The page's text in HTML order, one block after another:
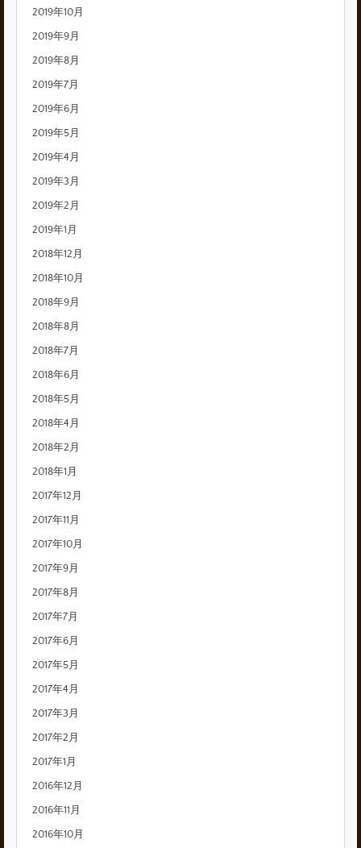
2019年10月
2019年9月
2019年8月
2019年7月
2019年6月
2019年5月
2019年4月
2019年3月
2019年2月
2019年1月
2018年12月
2018年10月
2018年9月
2018年8月
2018年7月
2018年6月
2018年5月
2018年4月
2018年2月
2018年1月
2017年12月
2017年11月
2017年10月
2017年9月
2017年8月
2017年7月
2017年6月
2017年5月
2017年4月
2017年3月
2017年2月
2017年1月
2016年12月
2016年11月
2016年10月